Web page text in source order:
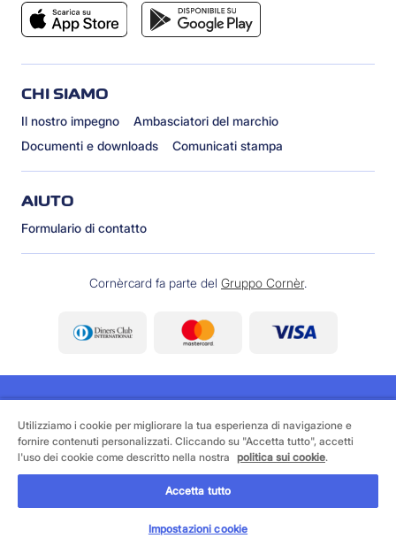
CHI SIAMO
Il nostro impegno
Ambasciatori del marchio
Documenti e downloads
Comunicati stampa
AIUTO
Formulario di contatto
Cornèrcard fa parte del Gruppo Cornèr.
©2026 Cornèrcard - Cornèr Banca SA, Cornèrcard,
Via Canova 16, 6901 Lugano
Area legale
Cookie policy
Informativa sulla protezione dei dati
Utilizziamo i cookie per migliorare la tua esperienza di navigazione e
fornire contenuti personalizzati. Cliccando su "Accetta tutto", accetti
l'uso dei cookie come descritto nella nostra politica sui cookie.
Accetta tutto
Impostazioni cookie